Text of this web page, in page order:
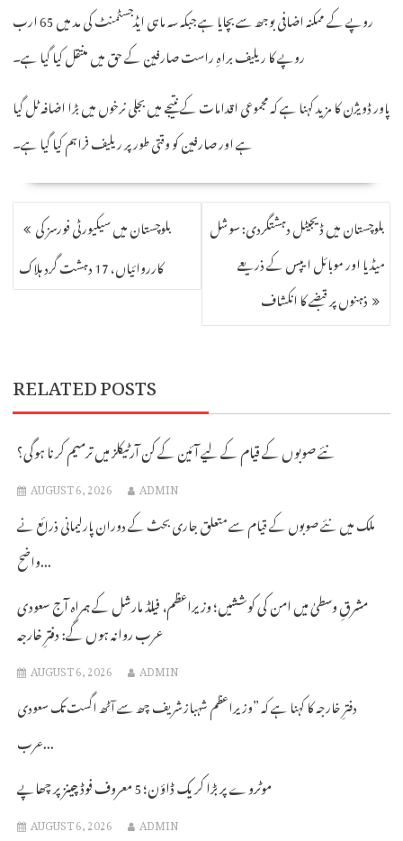
روپے کے ممکنہ اضافی بوجھ سے بچایا ہے جبکہ سہ ماہی ایڈجسٹمنٹ کی مد میں 65 ارب
روپے کا ریلیف براہِ راست صارفین کے حق میں منتقل کیا گیا ہے۔
پاور ڈویژن کا مزید کہنا ہے کہ مجموعی اقدامات کے نتیجے میں بجلی نرخوں میں بڑا اضافہ ٹل گیا
ہے اور صارفین کو وقتی طور پر ریلیف فراہم کیا گیا ہے۔
POST
NAVIGATION
بلوچستان میں سیکیورٹی فورسز کی
کارروائیاں، 17 دہشت گرد ہلاک
بلوچستان میں ڈیجیٹل دہشتگردی: سوشل
میڈیا اور موبائل ایپس کے ذریعے
ذہنوں پر قبضے کا انکشاف
RELATED POSTS
نئے صوبوں کے قیام کے لیے آئین کے کن آرٹیکلز میں ترمیم کرنا ہوگی؟
AUGUST 6, 2026 ADMIN
ملک میں نئے صوبوں کے قیام سے متعلق جاری بحث کے دوران پارلیمانی ذرائع نے
واضح...
مشرقِ وسطیٰ میں امن کی کوششیں؛ وزیراعظم، فیلڈ مارشل کے ہمراہ آج سعودی
عرب روانہ ہوں گے: دفترِ خارجہ
AUGUST 6, 2026 ADMIN
دفترِ خارجہ کا کہنا ہے کہ ”وزیراعظم شہباز شریف چھ سے آٹھ اگست تک سعودی
عرب...
موٹروے پر بڑا کریک ڈاؤن؛ 5 معروف فوڈ چینز پر چھاپے
AUGUST 6, 2026 ADMIN